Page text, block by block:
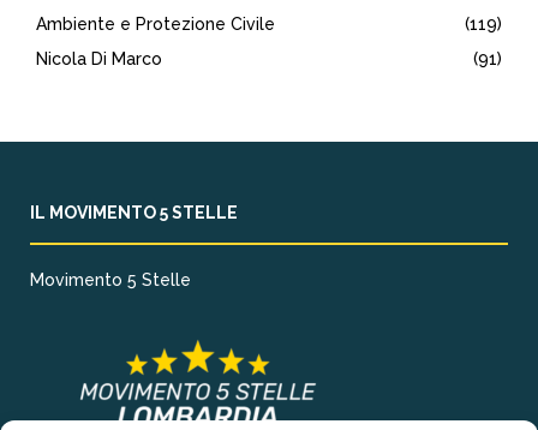
Ambiente e Protezione Civile
(119)
Nicola Di Marco
(91)
IL MOVIMENTO 5 STELLE
Movimento 5 Stelle